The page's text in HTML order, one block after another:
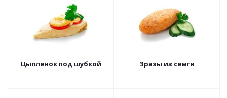
Цыпленок под шубкой Зразы из семги